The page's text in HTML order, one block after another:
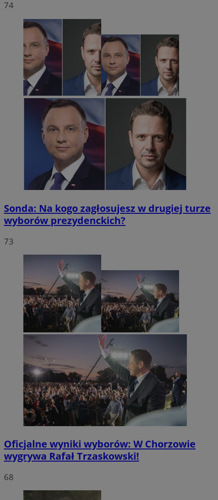
74
Sonda: Na kogo zagłosujesz w drugiej turze
wyborów prezydenckich?
73
Oficjalne wyniki wyborów: W Chorzowie
wygrywa Rafał Trzaskowski!
68